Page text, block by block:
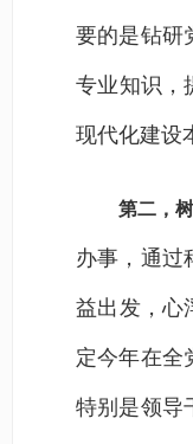
要的是钻研
专业知识，
现代化建设
第二，
办事，通过
益出发，心
定今年在全
特别是领导